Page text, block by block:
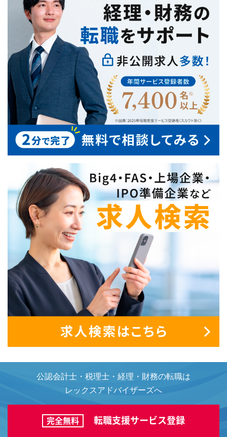
公認会計士・税理士・経理・財務の転職は
レックスアドバイザーズへ
完全無料 転職支援サービス登録